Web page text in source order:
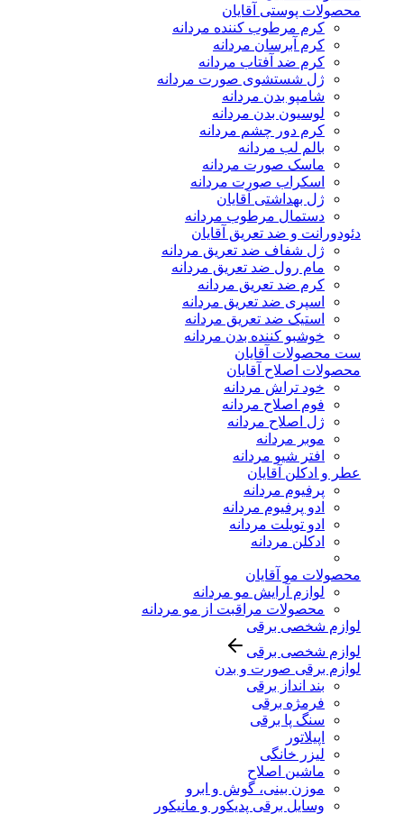
محصولات پوستی آقایان
کرم مرطوب کننده مردانه
کرم آبرسان مردانه
کرم ضد آفتاب مردانه
ژل شستشوی صورت مردانه
شامپو بدن مردانه
لوسیون بدن مردانه
کرم دور چشم مردانه
بالم لب مردانه
ماسک صورت مردانه
اسکراب صورت مردانه
ژل بهداشتی آقایان
دستمال مرطوب مردانه
دئودورانت و ضد تعریق آقایان
ژل شفاف ضد تعریق مردانه
مام رول ضد تعریق مردانه
کرم ضد تعریق مردانه
اسپری ضد تعریق مردانه
استیک ضد تعریق مردانه
خوشبو کننده بدن مردانه
ست محصولات آقایان
محصولات اصلاح آقایان
خود تراش مردانه
فوم اصلاح مردانه
ژل اصلاح مردانه
موبر مردانه
افتر شیو مردانه
عطر و ادکلن آقایان
پرفیوم مردانه
ادو پرفیوم مردانه
ادو تویلت مردانه
ادکلن مردانه
محصولات مو آقایان
لوازم آرایش مو مردانه
محصولات مراقبت از مو مردانه
لوازم شخصی برقی
لوازم شخصی برقی
لوازم برقی صورت و بدن
بند انداز برقی
فرمژه برقی
سنگ پا برقی
اپیلاتور
لیزر خانگی
ماشین اصلاح
موزن بینی، گوش و ابرو
وسایل برقی پدیکور و مانیکور